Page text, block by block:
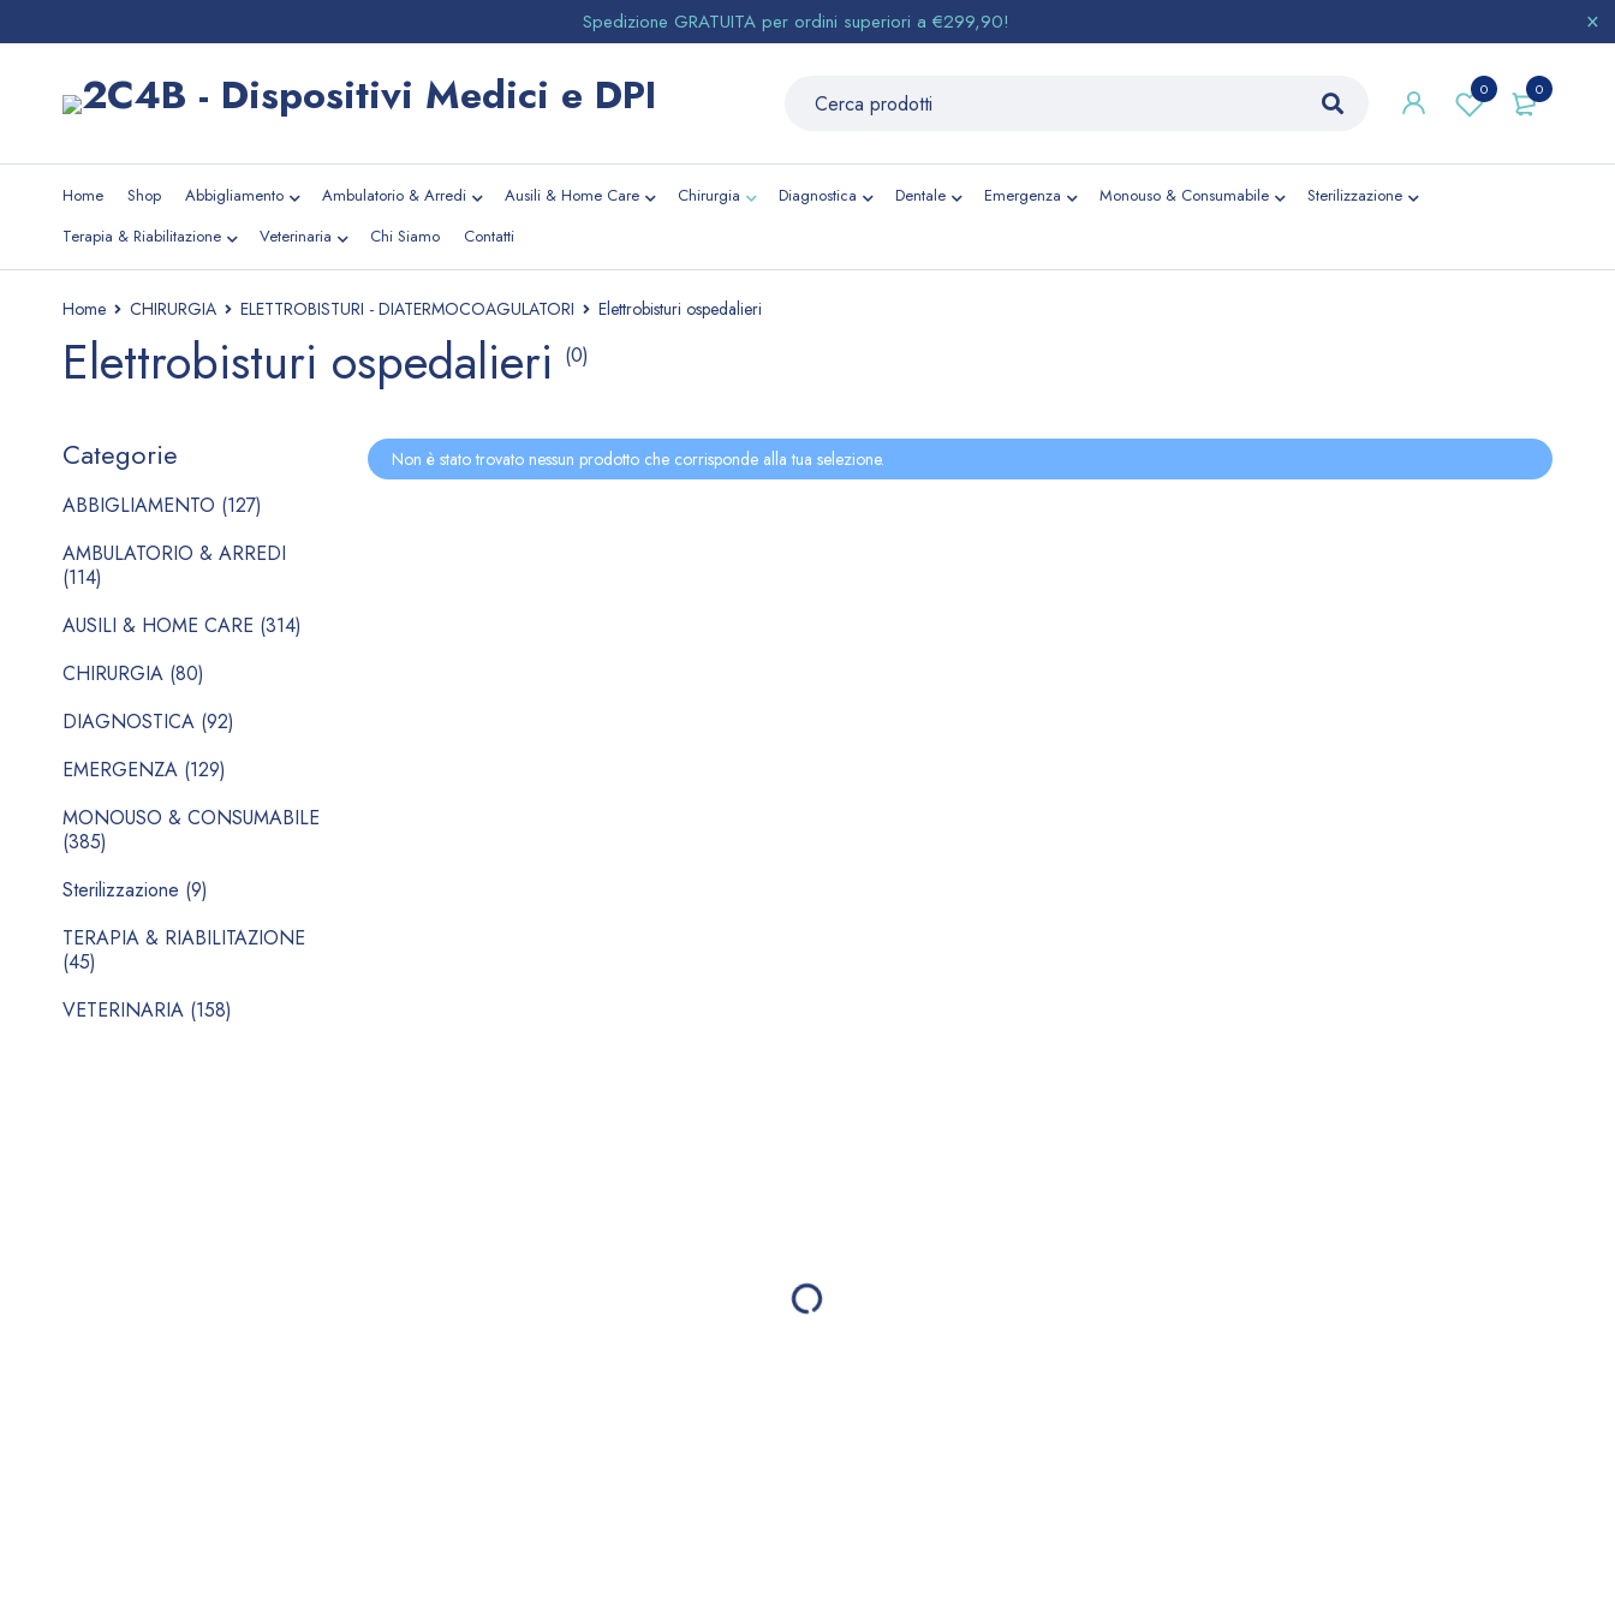
Spedizione GRATUITA per ordini superiori a €299,90!
0
0
Home Shop Abbigliamento Ambulatorio & Arredi Ausili & Home Care Chirurgia Diagnostica Dentale Emergenza Monouso & Consumabile
Sterilizzazione
Terapia & Riabilitazione
Veterinaria Chi Siamo Contatti
Home CHIRURGIA ELETTROBISTURI - DIATERMOCOAGULATORI Elettrobisturi ospedalieri
Elettrobisturi ospedalieri (0)
Categorie
ABBIGLIAMENTO (127)
AMBULATORIO & ARREDI
(114)
AUSILI & HOME CARE (314)
CHIRURGIA (80)
DIAGNOSTICA (92)
EMERGENZA (129)
MONOUSO & CONSUMABILE
(385)
Sterilizzazione (9)
TERAPIA & RIABILITAZIONE
(45)
VETERINARIA (158)
Non è stato trovato nessun prodotto che corrisponde alla tua selezione.